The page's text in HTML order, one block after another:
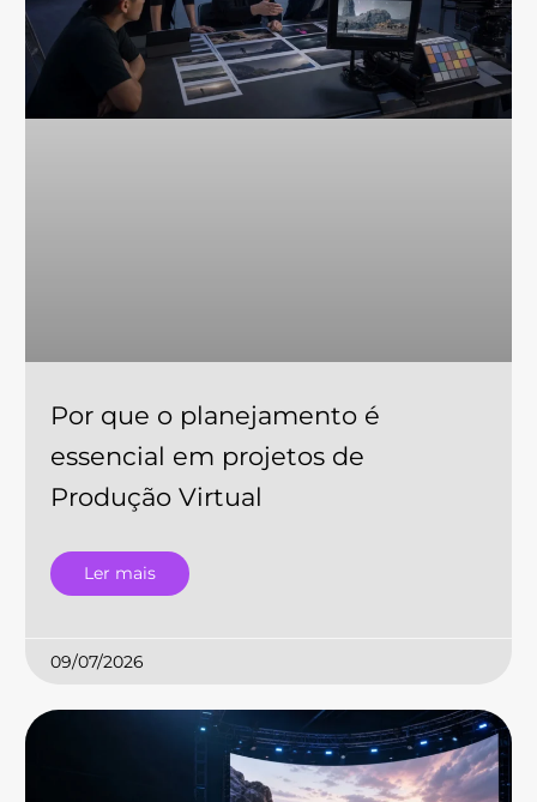
Por que o planejamento é
essencial em projetos de
Produção Virtual
Ler mais
09/07/2026